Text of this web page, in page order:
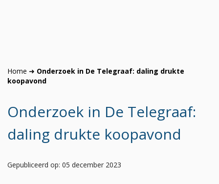
Home ➜ Onderzoek in De Telegraaf: daling drukte
koopavond
Onderzoek in De Telegraaf:
daling drukte koopavond
Gepubliceerd op: 05 december 2023